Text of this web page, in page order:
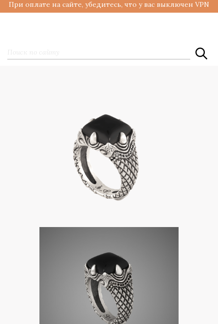
При оплате на сайте, убедитесь, что у вас выключен VPN